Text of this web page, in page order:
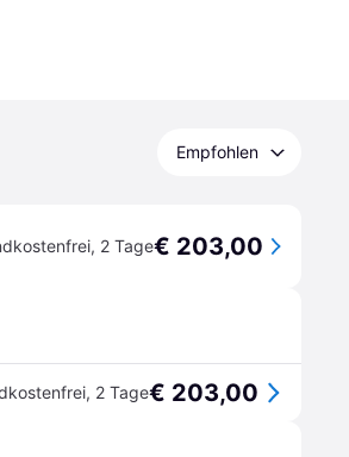
Empfohlen
, 2 Tage€ 203,00
, 2 Tage€ 203,00